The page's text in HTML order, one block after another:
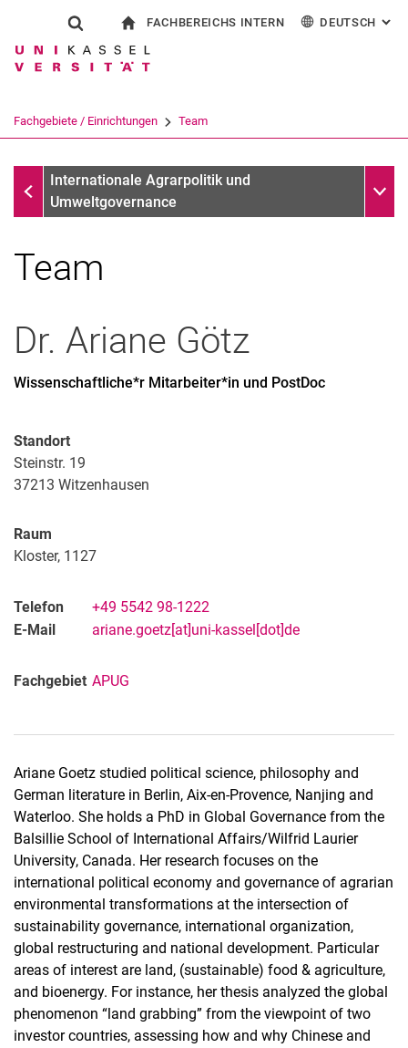
Springe direkt zu: Inhalt
Springe direkt zu: Suche
Springe direkt zu:
Suchformular
Suchbegriff
Suchen (öffnet externen Link in einem
FACHBEREICHS INTERN DEUTSCH :
Fachgebiete / Einrichtungen Team
Fachgebiete / Einrichtungen
Internationale Agrarpolitik und
Umweltgovernance
Gastwissenschaftler*innen
Team
Dr. Ariane Götz
Wissenschaftliche*r Mitarbeiter*in und PostDoc
Standort
Steinstr. 19
37213 Witzenhausen
Raum
Kloster, 1127
Telefon
+49 5542 98-1222
E-Mail
ariane.goetz[at]uni-kassel[dot]de
Fachgebiet APUG
Ariane Goetz studied political science, philosophy and
German literature in Berlin, Aix-en-Provence, Nanjing and
Waterloo. She holds a PhD in Global Governance from the
Balsillie School of International Affairs/Wilfrid Laurier
University, Canada. Her research focuses on the
international political economy and governance of agrarian
environmental transformations at the intersection of
sustainability governance, international organization,
global restructuring and national development. Particular
areas of interest are land, (sustainable) food & agriculture,
and bioenergy. For instance, her thesis analyzed the global
phenomenon “land grabbing” from the viewpoint of two
investor countries, assessing how and why Chinese and